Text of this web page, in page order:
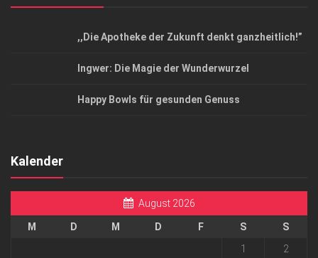
,,Die Apotheke der Zukunft denkt ganzheitlich!”
Ingwer: Die Magie der Wunderwurzel
Happy Bowls für gesunden Genuss
Kalender
August 2026
M D M D F S
S
1
2